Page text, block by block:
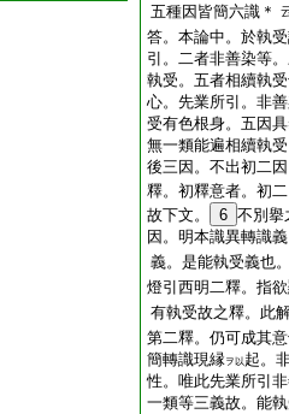
五種因皆簡六識＊
答。本論中。於執
引。二者非善染等
執受。五者相續執
心。先業所引。非
受有色根身。五因
無一類能遍相續執
後三因。不出初二
釋。初釋意者。初
故下文。
6 不別擧
因。明本識異轉識
義。是能執受義也
燈引西明二釋。指
有執受故之釋。此
第二釋。仍可成其
簡轉識現縁ヲ以起。
性。唯此先業所引
一類等三義故。能